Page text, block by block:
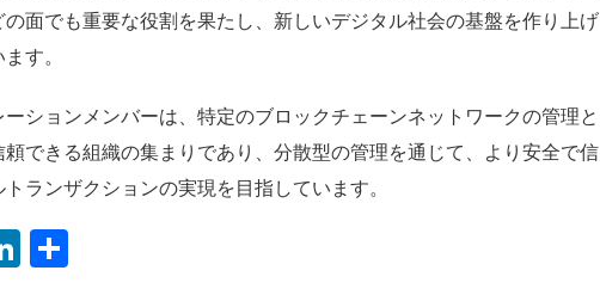
面でも重要な役割を果たし、新しいデジタル社会の基盤を作り上げ
す。
ションメンバーは、特定のブロックチェーンネットワークの管理と
できる組織の集まりであり、分散型の管理を通じて、より安全で信
ランザクションの実現を目指しています。
LinkedIn